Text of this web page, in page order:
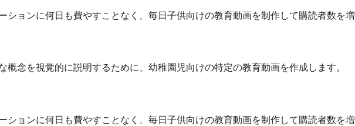
ョンに何日も費やすことなく、毎日子供向けの教育動画を制作して購読者数を増
概念を視覚的に説明するために、幼稚園児向けの特定の教育動画を作成します。
ョンに何日も費やすことなく、毎日子供向けの教育動画を制作して購読者数を増